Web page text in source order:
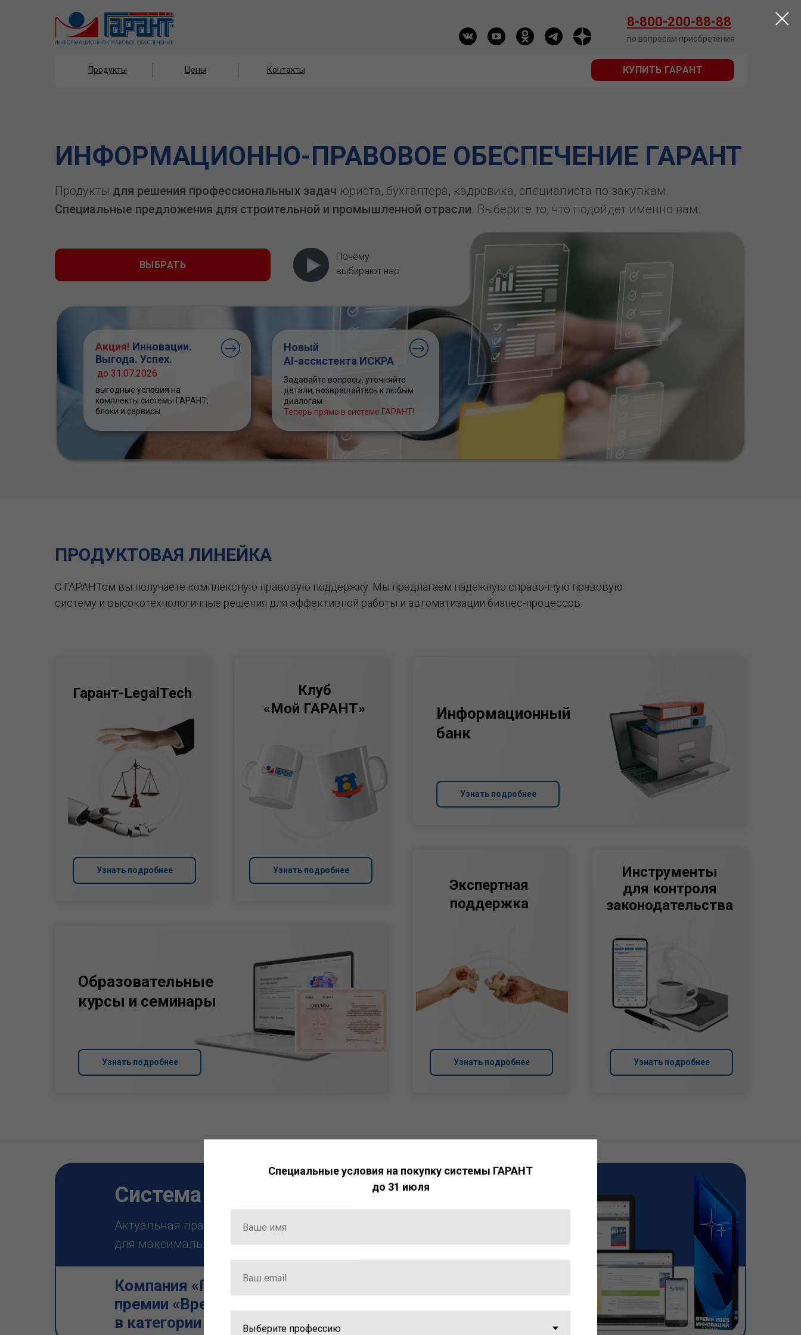
Продукты Цены Контакты
8-800-200-88-88
по вопросам приобретения
КУПИТЬ ГАРАНТ
Продукты КУПИТЬ ГАРАНТ
ИНФОРМАЦИОННО-ПРАВОВОЕ ОБЕСПЕЧЕНИЕ ГАРАНТ
Продукты для решения профессиональных задач юриста, бухгалтера, кадровика, специалиста по закупкам.
Специальные предложения для строительной и промышленной отрасли. Выберите то, что подойдет именно вам.
ВЫБРАТЬ
Почему
выбирают нас
Акция! Инновации.
Выгода. Успех.
выгодные условия на
комплекты системы ГАРАНТ,
блоки и сервисы
до 31.07.2026
Новый
AI-ассистента ИСКРА
Задавайте вопросы, уточняйте
детали, возвращайтесь к любым
диалогам.
Теперь прямо в системе ГАРАНТ!
ПРОДУКТОВАЯ ЛИНЕЙКА
С ГАРАНТом вы получаете комплексную правовую поддержку. Мы предлагаем надежную справочную правовую
систему и высокотехнологичные решения для эффективной работы и автоматизации бизнес-процессов.
Узнать подробнее
Информационный
банк
Узнать подробнее
Экспертная
поддержка
Узнать подробнее
Инструменты
для контроля
законодательства
Узнать подробнее
Клуб
«Мой ГАРАНТ»
Узнать подробнее
Образовательные
курсы и семинары
Узнать подробнее
Гарант-LegalTech
Компания «Гарант» стала победителем
премии «Время инноваций — 2025»
в категории «Искусственный интеллект»
Система ГАРАНТ
Актуальная правовая информация и инструменты
для максимально эффективной работы с ней.
Специальные условия на покупку системы ГАРАНТ
до 31 июля